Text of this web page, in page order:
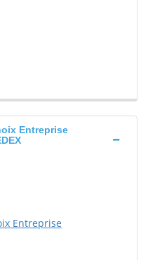
Entreprise
Entreprise